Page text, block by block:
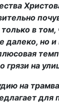
в том,
далеко, но и
грязи на
на
для